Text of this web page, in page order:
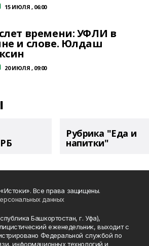
15 ИЮЛЯ , 06:00
времени: УФЛИ в
и слове. Юлдаш
20 ИЮЛЯ , 09:00
Рубрика "Еда и
напитки"
Все права защищены.
данных
Башкортостан, г. Уфа),
еженедельник, выходит с
Федеральной службой по
информационных технологий и